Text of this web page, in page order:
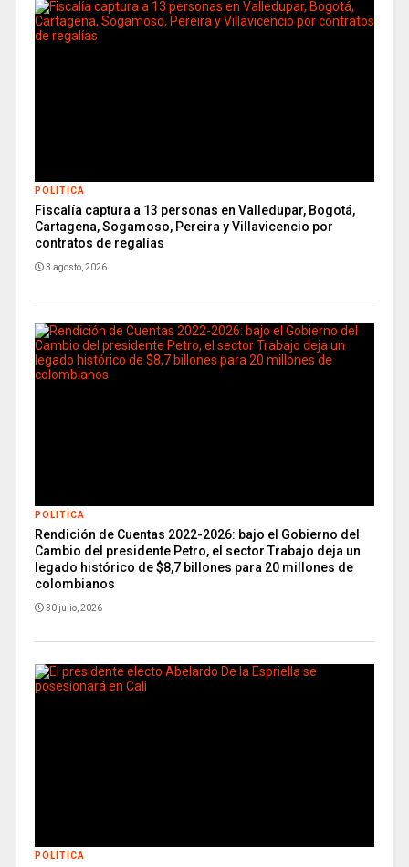
POLITICA
Fiscalía captura a 13 personas en Valledupar, Bogotá,
Cartagena, Sogamoso, Pereira y Villavicencio por
contratos de regalías
3 agosto, 2026
POLITICA
Rendición de Cuentas 2022-2026: bajo el Gobierno del
Cambio del presidente Petro, el sector Trabajo deja un
legado histórico de $8,7 billones para 20 millones de
colombianos
30 julio, 2026
POLITICA